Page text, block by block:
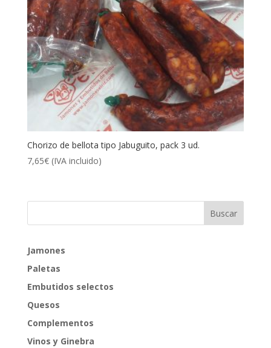
Chorizo de bellota tipo Jabuguito, pack 3 ud.
7,65€ (IVA incluido)
Jamones
Paletas
Embutidos selectos
Quesos
Complementos
Vinos y Ginebra